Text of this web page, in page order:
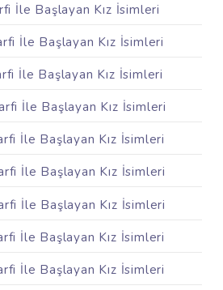
İle Başlayan Kız İsimleri
İle Başlayan Kız İsimleri
İle Başlayan Kız İsimleri
İle Başlayan Kız İsimleri
İle Başlayan Kız İsimleri
İle Başlayan Kız İsimleri
İle Başlayan Kız İsimleri
İle Başlayan Kız İsimleri
İle Başlayan Kız İsimleri